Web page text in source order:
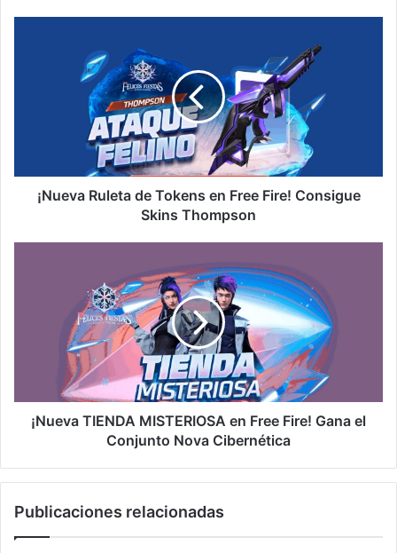
Skins
Thompson
¡Nueva Ruleta de Tokens en Free Fire! Consigue
Skins Thompson
Conjunto
Nova¡Nueva TIENDA MISTERIOSA en Free Fire! Gana el
Conjunto Nova Cibernética
Publicaciones relacionadas